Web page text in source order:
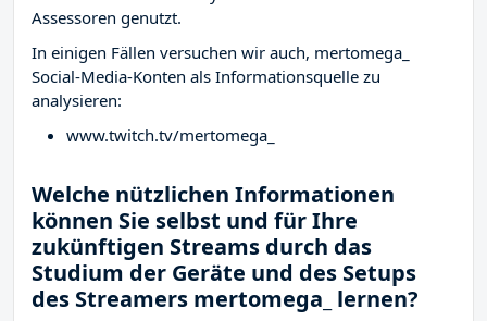
Assessoren genutzt.
In einigen Fällen versuchen wir auch, mertomega_
Social-Media-Konten als Informationsquelle zu
analysieren:
www.twitch.tv/mertomega_
Welche nützlichen Informationen
können Sie selbst und für Ihre
zukünftigen Streams durch das
Studium der Geräte und des Setups
des Streamers mertomega_ lernen?